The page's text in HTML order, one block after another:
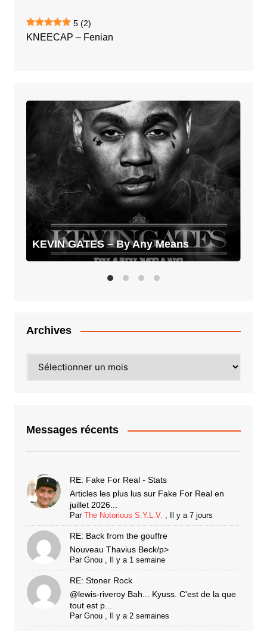
5 (2)
KNEECAP – Fenian
KEVIN GATES – By Any Means
KEVIN
GATES
Any
Means
Archives
Messages récents
RE: Fake For Real - Stats
Articles les plus lus sur Fake For Real en
juillet 2026...
Par The Notorious S.Y.L.V. , Il y a 7 jours
RE: Back from the gouffre
Nouveau Thavius Beck/p>
Par Gnou, Il y a 1 semaine
RE: Stoner Rock
@lewis-riveroy Bah... Kyuss. C'est de la que
tout est p...
Par Gnou, Il y a 2 semaines